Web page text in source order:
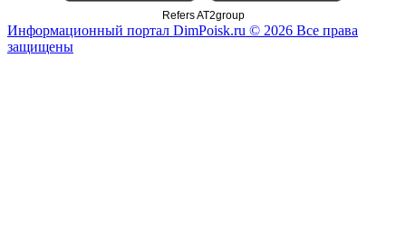
Refers AT2group
Информационный портал DimPoisk.ru © 2026 Все права
защищены